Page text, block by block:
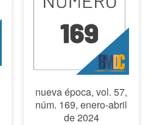
nueva época, vol. 57,
núm. 169, enero-abril
de 2024